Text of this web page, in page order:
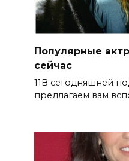
Популярные
сейчас
11В сегодняшней
предлагаем вам